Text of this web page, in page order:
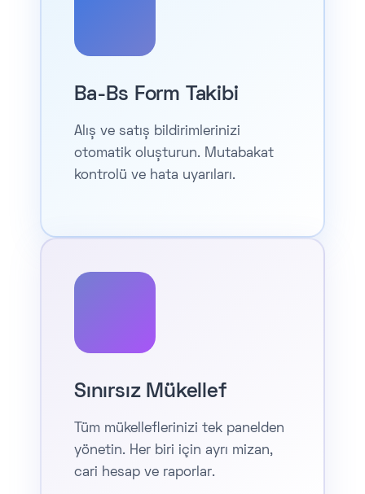
Ba-Bs Form Takibi
Alış ve satış bildirimlerinizi
otomatik oluşturun. Mutabakat
kontrolü ve hata uyarıları.
Sınırsız Mükellef
Tüm mükelleflerinizi tek panelden
yönetin. Her biri için ayrı mizan,
cari hesap ve raporlar.